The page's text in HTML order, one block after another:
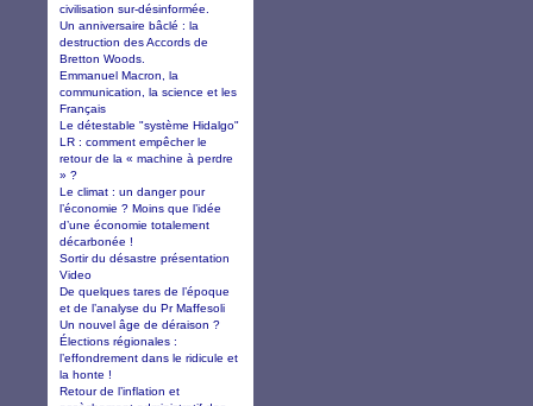
civilisation sur-désinformée.
Un anniversaire bâclé : la
destruction des Accords de
Bretton Woods.
Emmanuel Macron, la
communication, la science et les
Français
Le détestable "système Hidalgo"
LR : comment empêcher le
retour de la « machine à perdre
» ?
Le climat : un danger pour
l’économie ? Moins que l’idée
d’une économie totalement
décarbonée !
Sortir du désastre présentation
Video
De quelques tares de l’époque
et de l’analyse du Pr Maffesoli
Un nouvel âge de déraison ?
Élections régionales :
l’effondrement dans le ridicule et
la honte !
Retour de l’inflation et